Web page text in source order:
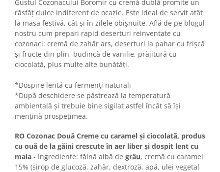
Boromele
Cornulete fragede
Pasca
Pasca Fresh
Cereale
Paine ambalata
Chifle
Colaci festivi
Covrigi cu ulei de masline
Covrigi de Buzau
Grisine
Gustul Cozonacului Boromir cu cremă dublă promite un
răsfăț dulce indiferent de ocazie. Este ideal de servit atât
la masa festivă, cât și în zilele obișnuite. Află de pe blogul
nostru cum prepari rapid deserturi reinventate cu
cozonaci: cremă de zahăr ars, deserturi la pahar cu frișcă
și fructe din plin, budincă de vanilie, prăjitură cu
ciocolată, plus multe alte bunătăți.
*Dospire lentă cu fermenți naturali
*După deschidere se păstrează la temperatură
ambientală și trebuie bine sigilat astfel încât să își
mențină prospețimea.
RO Cozonac Două Creme cu caramel și ciocolată, produs
cu ouă de la găini crescute în aer liber și dospit lent cu
maia - Ingrediente: făină albă de grâu, cremă cu caramel
15% (sirop de glucoză, zahăr, dextroză, apă, ulei vegetal